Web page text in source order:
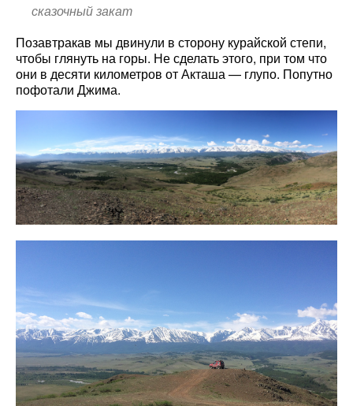
сказочный закат
Позавтракав мы двинули в сторону курайской степи,
чтобы глянуть на горы. Не сделать этого, при том что
они в десяти километров от Акташа — глупо. Попутно
пофотали Джима.